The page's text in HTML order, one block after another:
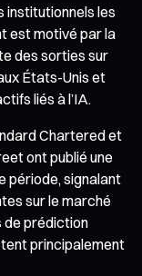
institutionnels les
est motivé par la
des sorties sur
États-Unis et
liés à l’IA.
Chartered et
ont publié une
période, signalant
sur le marché
de prédiction
principalement